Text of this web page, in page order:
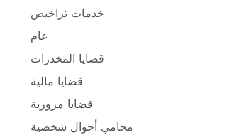
خدمات تراخيص
عام
قضايا المخدرات
قضايا مالية
قضايا مرورية
محامي أحوال شخصية